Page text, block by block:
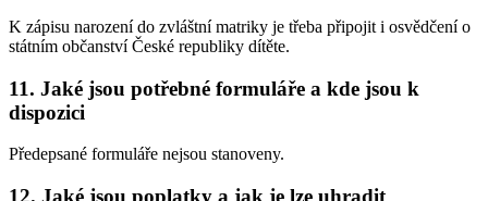
K zápisu narození do zvláštní matriky je třeba připojit i osvědčení o
státním občanství České republiky dítěte.
11. Jaké jsou potřebné formuláře a kde jsou k
dispozici
Předepsané formuláře nejsou stanoveny.
12. Jaké jsou poplatky a jak je lze uhradit